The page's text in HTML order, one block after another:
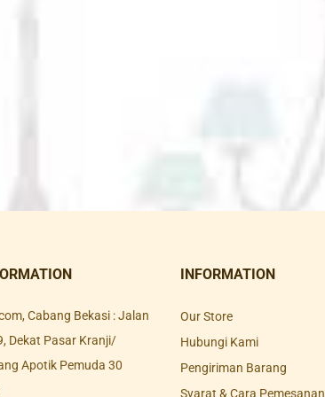
Cabang Bekasi : Jalan
Dekat Pasar Kranji/
Apotik Pemuda 30
INFORMATION
Our Store
Hubungi Kami
Pengiriman Barang
Syarat & Cara Pemesanan